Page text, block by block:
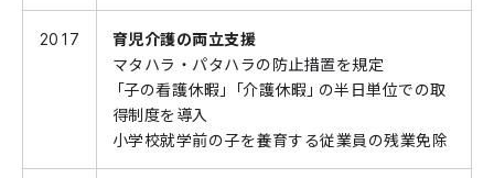
2017
育児介護の両立支援
マタハラ・パタハラの防止措置を規定
「子の看護休暇」「介護休暇」の半日単位での取
得制度を導入
小学校就学前の子を養育する従業員の残業免除